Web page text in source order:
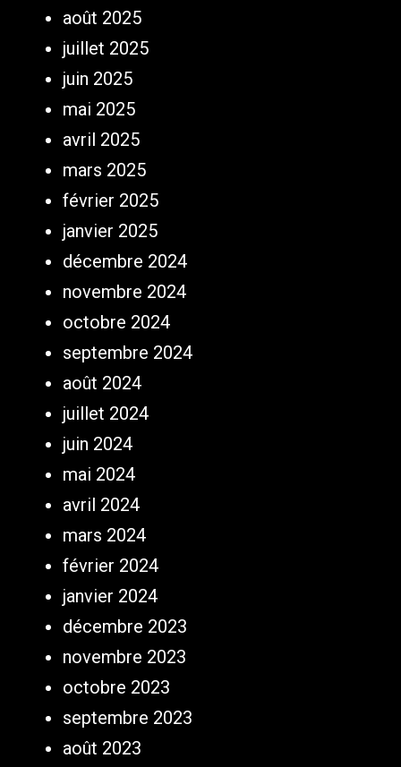
août 2025
juillet 2025
juin 2025
mai 2025
avril 2025
mars 2025
février 2025
janvier 2025
décembre 2024
novembre 2024
octobre 2024
septembre 2024
août 2024
juillet 2024
juin 2024
mai 2024
avril 2024
mars 2024
février 2024
janvier 2024
décembre 2023
novembre 2023
octobre 2023
septembre 2023
août 2023